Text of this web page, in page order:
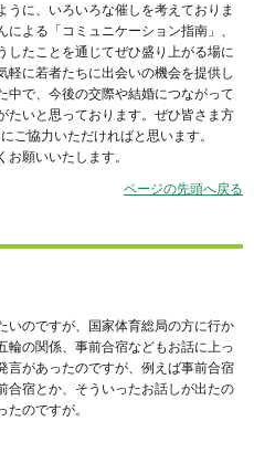
に、いろいろな催しを考えておりま
よる「コミュニケーション指南」、
したことを通じてぜひ盛り上がる場に
軽に若者たちに出会いの機会を提供し
中で、今後の交際や結婚につながって
たいと思っております。ぜひ皆さま方
ご協力いただければと思います。
願いいたします。
ページの先頭へ戻る
のですが、国家体育総局の方に行か
輪の関係、事前合宿などもお話に上っ
言があったのですが、例えば事前合宿
合宿とか、そういったお話しが出たの
のですが。